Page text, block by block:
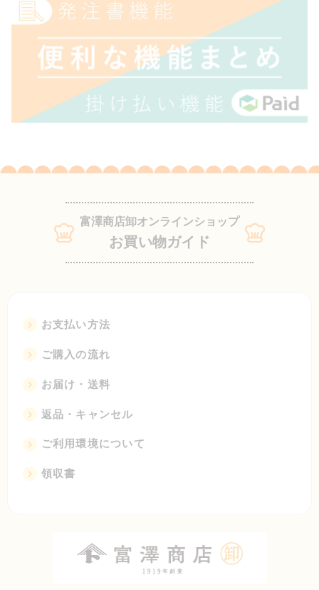
富澤商店卸オンラインショップ
お買い物ガイド
お支払い方法
ご購入の流れ
お届け・送料
返品・キャンセル
ご利用環境について
領収書